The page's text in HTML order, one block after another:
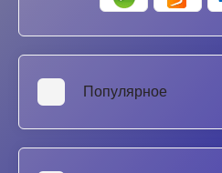
Популярное